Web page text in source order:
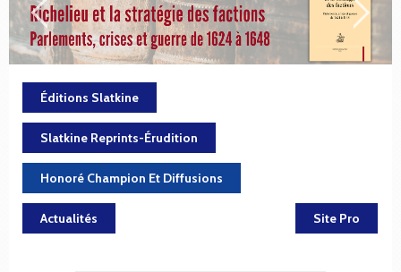
Éditions Slatkine
Slatkine Reprints-Érudition
Honoré Champion Et Diffusions
Actualités Site Pro